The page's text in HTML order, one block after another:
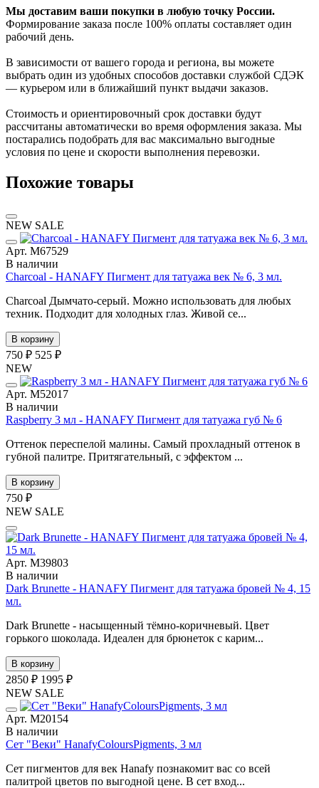
Мы доставим ваши покупки в любую точку России.
Формирование заказа после 100% оплаты составляет один
рабочий день.
В зависимости от вашего города и региона, вы можете
выбрать один из удобных способов доставки службой СДЭК
— курьером или в ближайший пункт выдачи заказов.
Стоимость и ориентировочный срок доставки будут
рассчитаны автоматически во время оформления заказа. Мы
постарались подобрать для вас максимально выгодные
условия по цене и скорости выполнения перевозки.
Похожие товары
NEW SALE
Арт. М67529
В наличии
Charcoal - HANAFY Пигмент для татуажа век № 6, 3 мл.
Charcoal Дымчато-серый. Можно использовать для любых
техник. Подходит для холодных глаз. Живой се...
В корзину
750 ₽ 525 ₽
NEW
Арт. М52017
В наличии
Raspberry 3 мл - HANAFY Пигмент для татуажа губ № 6
Оттенок переспелой малины. Самый прохладный оттенок в
губной палитре. Притягательный, с эффектом ...
В корзину
750 ₽
NEW SALE
Арт. М39803
В наличии
Dark Brunette - HANAFY Пигмент для татуажа бровей № 4, 15
мл.
Dark Brunette - насыщенный тёмно-коричневый. Цвет
горького шоколада. Идеален для брюнеток с карим...
В корзину
2850 ₽ 1995 ₽
NEW SALE
Арт. М20154
В наличии
Сет "Веки" HanafyColoursPigments, 3 мл
Сет пигментов для век Hanafy познакомит вас со всей
палитрой цветов по выгодной цене. В сет вход...